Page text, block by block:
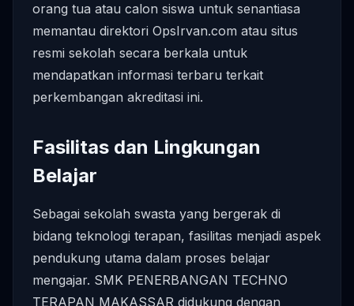
orang tua atau calon siswa untuk senantiasa
memantau direktori OpsIrvan.com atau situs
resmi sekolah secara berkala untuk
mendapatkan informasi terbaru terkait
perkembangan akreditasi ini.
Fasilitas dan Lingkungan
Belajar
Sebagai sekolah swasta yang bergerak di
bidang teknologi terapan, fasilitas menjadi aspek
pendukung utama dalam proses belajar
mengajar. SMK PENERBANGAN TECHNO
TERAPAN MAKASSAR didukung dengan